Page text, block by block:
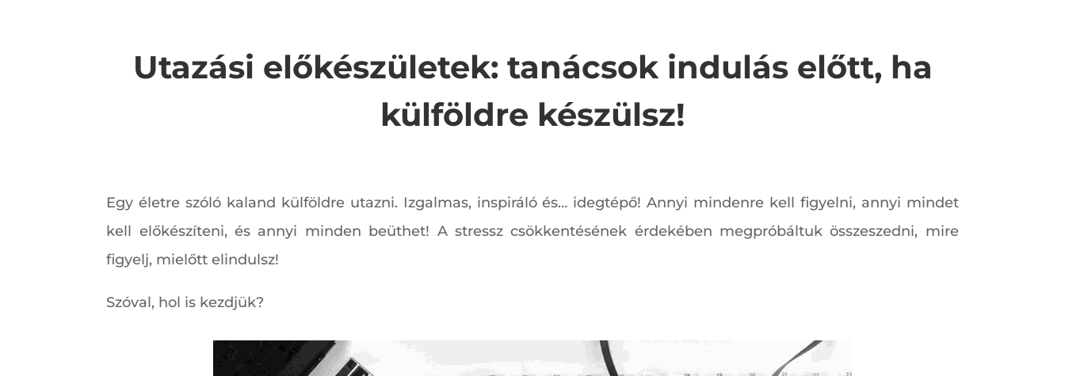
Utazási előkészületek: tanácsok indulás előtt, ha
külföldre készülsz!
Egy életre szóló kaland külföldre utazni. Izgalmas, inspiráló és… idegtépő! Annyi mindenre kell figyelni, annyi mindet
kell előkészíteni, és annyi minden beüthet! A stressz csökkentésének érdekében megpróbáltuk összeszedni, mire
figyelj, mielőtt elindulsz!
Szóval, hol is kezdjük?